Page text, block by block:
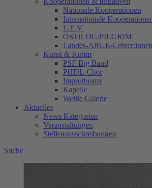
Nationale Kooperationen
Internationale
L.E.V.
ÖKOLOG/PILGRIM
Landes-ARGE-
Kunst & Kultur
PSF Big Band
PHDL-Chor
Improtheater
Kapelle
Weiße Galerie
Aktuelles
News Kategorien
Veranstaltungen
Stellenausschreibungen
Suche